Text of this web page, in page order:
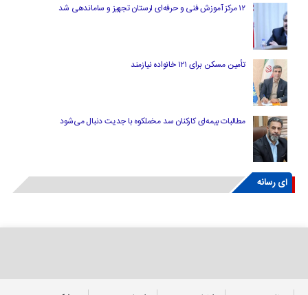
۱۲ مرکز آموزش فنی و حرفه‌ای لرستان تجهیز و ساماندهی شد
تأمین مسکن برای ۱۲۱ خانواده نیازمند
مطالبات بیمه‌ای کارکنان سد مخملکوه با جدیت دنبال می‌شود
ای رسانه